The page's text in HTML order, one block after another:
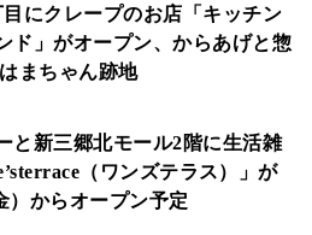
目にクレープのお店「キッチン
ド」がオープン、からあげと惣
まちゃん跡地
と新三郷北モール2階に生活雑
（ワンズテラス）」が
）からオープン予定